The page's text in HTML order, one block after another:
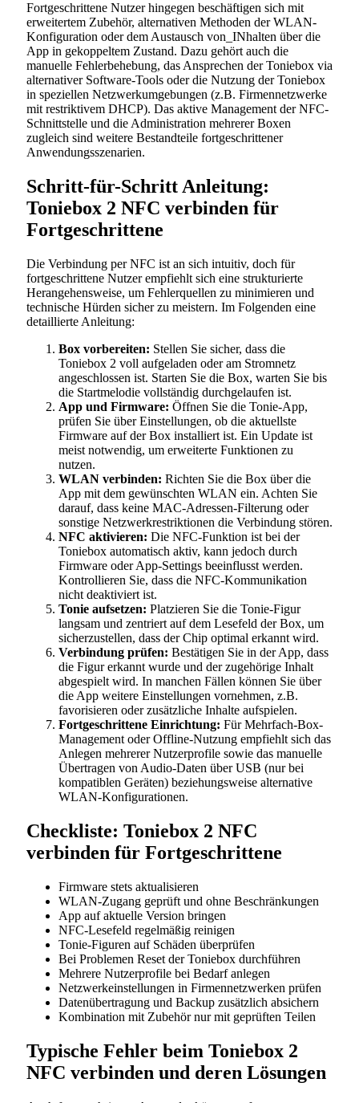
Fortgeschrittene Nutzer hingegen beschäftigen sich mit
erweitertem Zubehör, alternativen Methoden der WLAN-
Konfiguration oder dem Austausch von_INhalten über die
App in gekoppeltem Zustand. Dazu gehört auch die
manuelle Fehlerbehebung, das Ansprechen der Toniebox via
alternativer Software-Tools oder die Nutzung der Toniebox
in speziellen Netzwerkumgebungen (z.B. Firmennetzwerke
mit restriktivem DHCP). Das aktive Management der NFC-
Schnittstelle und die Administration mehrerer Boxen
zugleich sind weitere Bestandteile fortgeschrittener
Anwendungsszenarien.
Schritt-für-Schritt Anleitung:
Toniebox 2 NFC verbinden für
Fortgeschrittene
Die Verbindung per NFC ist an sich intuitiv, doch für
fortgeschrittene Nutzer empfiehlt sich eine strukturierte
Herangehensweise, um Fehlerquellen zu minimieren und
technische Hürden sicher zu meistern. Im Folgenden eine
detaillierte Anleitung:
Box vorbereiten: Stellen Sie sicher, dass die
Toniebox 2 voll aufgeladen oder am Stromnetz
angeschlossen ist. Starten Sie die Box, warten Sie bis
die Startmelodie vollständig durchgelaufen ist.
App und Firmware: Öffnen Sie die Tonie-App,
prüfen Sie über Einstellungen, ob die aktuellste
Firmware auf der Box installiert ist. Ein Update ist
meist notwendig, um erweiterte Funktionen zu
nutzen.
WLAN verbinden: Richten Sie die Box über die
App mit dem gewünschten WLAN ein. Achten Sie
darauf, dass keine MAC-Adressen-Filterung oder
sonstige Netzwerkrestriktionen die Verbindung stören.
NFC aktivieren: Die NFC-Funktion ist bei der
Toniebox automatisch aktiv, kann jedoch durch
Firmware oder App-Settings beeinflusst werden.
Kontrollieren Sie, dass die NFC-Kommunikation
nicht deaktiviert ist.
Tonie aufsetzen: Platzieren Sie die Tonie-Figur
langsam und zentriert auf dem Lesefeld der Box, um
sicherzustellen, dass der Chip optimal erkannt wird.
Verbindung prüfen: Bestätigen Sie in der App, dass
die Figur erkannt wurde und der zugehörige Inhalt
abgespielt wird. In manchen Fällen können Sie über
die App weitere Einstellungen vornehmen, z.B.
favorisieren oder zusätzliche Inhalte aufspielen.
Fortgeschrittene Einrichtung: Für Mehrfach-Box-
Management oder Offline-Nutzung empfiehlt sich das
Anlegen mehrerer Nutzerprofile sowie das manuelle
Übertragen von Audio-Daten über USB (nur bei
kompatiblen Geräten) beziehungsweise alternative
WLAN-Konfigurationen.
Checkliste: Toniebox 2 NFC
verbinden für Fortgeschrittene
Firmware stets aktualisieren
WLAN-Zugang geprüft und ohne Beschränkungen
App auf aktuelle Version bringen
NFC-Lesefeld regelmäßig reinigen
Tonie-Figuren auf Schäden überprüfen
Bei Problemen Reset der Toniebox durchführen
Mehrere Nutzerprofile bei Bedarf anlegen
Netzwerkeinstellungen in Firmennetzwerken prüfen
Datenübertragung und Backup zusätzlich absichern
Kombination mit Zubehör nur mit geprüften Teilen
Typische Fehler beim Toniebox 2
NFC verbinden und deren Lösungen